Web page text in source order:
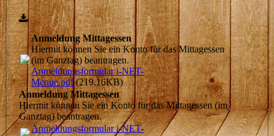
Anmeldung Mittagessen
Hiermit können Sie ein Konto für das Mittagessen
(im Ganztag) beantragen.
Anmeldungsformular i-NET-
Menue.pdf(219.16KB)
Anmeldung Mittagessen
Hiermit können Sie ein Konto für das Mittagessen (im
Ganztag) beantragen.
Anmeldungsformular i-NET-